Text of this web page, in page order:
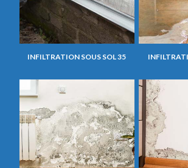
INFILTRATION SOUS SOL 35